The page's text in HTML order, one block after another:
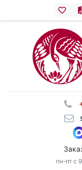
пн-пт с